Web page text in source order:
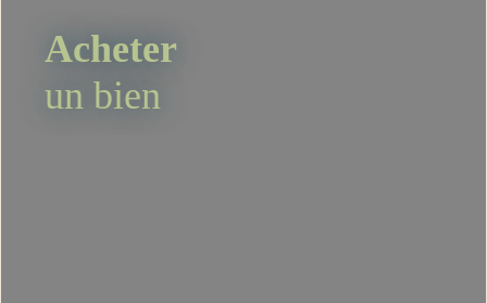
Acheter
un bien